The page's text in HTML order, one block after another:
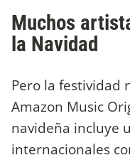
Muchos
la Navidad
Pero la festividad
Amazon Music
navideña incluye
internacionales